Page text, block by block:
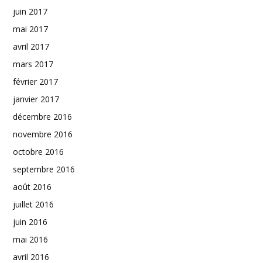
juin 2017
mai 2017
avril 2017
mars 2017
février 2017
janvier 2017
décembre 2016
novembre 2016
octobre 2016
septembre 2016
août 2016
juillet 2016
juin 2016
mai 2016
avril 2016